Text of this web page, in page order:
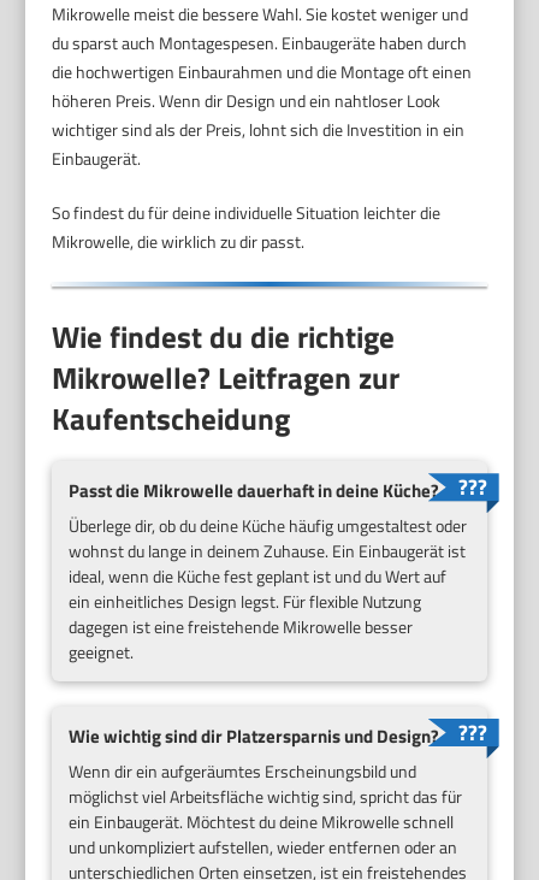
Mikrowelle meist die bessere Wahl. Sie kostet weniger und
du sparst auch Montagespesen. Einbaugeräte haben durch
die hochwertigen Einbaurahmen und die Montage oft einen
höheren Preis. Wenn dir Design und ein nahtloser Look
wichtiger sind als der Preis, lohnt sich die Investition in ein
Einbaugerät.
So findest du für deine individuelle Situation leichter die
Mikrowelle, die wirklich zu dir passt.
Wie findest du die richtige
Mikrowelle? Leitfragen zur
Kaufentscheidung
Passt die Mikrowelle dauerhaft in deine Küche?
Überlege dir, ob du deine Küche häufig umgestaltest oder
wohnst du lange in deinem Zuhause. Ein Einbaugerät ist
ideal, wenn die Küche fest geplant ist und du Wert auf
ein einheitliches Design legst. Für flexible Nutzung
dagegen ist eine freistehende Mikrowelle besser
geeignet.
Wie wichtig sind dir Platzersparnis und Design?
Wenn dir ein aufgeräumtes Erscheinungsbild und
möglichst viel Arbeitsfläche wichtig sind, spricht das für
ein Einbaugerät. Möchtest du deine Mikrowelle schnell
und unkompliziert aufstellen, wieder entfernen oder an
unterschiedlichen Orten einsetzen, ist ein freistehendes